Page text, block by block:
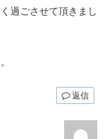
過ごさせて頂きまし
返信